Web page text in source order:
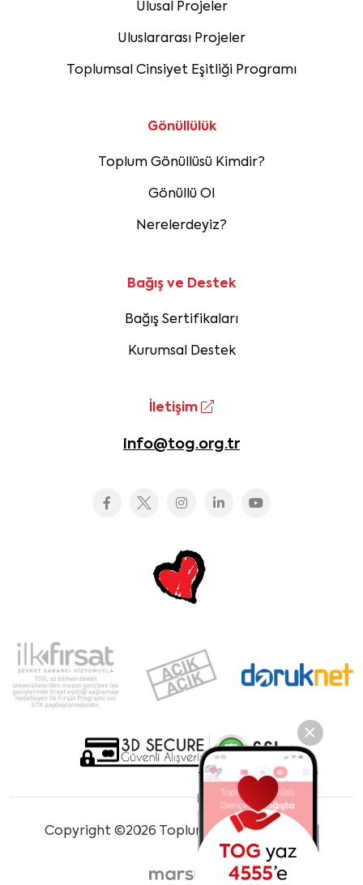
Ulusal Projeler
Uluslararası Projeler
Toplumsal Cinsiyet Eşitliği Programı
Gönüllülük
Toplum Gönüllüsü Kimdir?
Gönüllü Ol
Nerelerdeyiz?
Bağış ve Destek
Bağış Sertifikaları
Kurumsal Destek
İletişim
info@tog.org.tr
Copyright ©2026 Toplum Gönüllüleri Vakfı.